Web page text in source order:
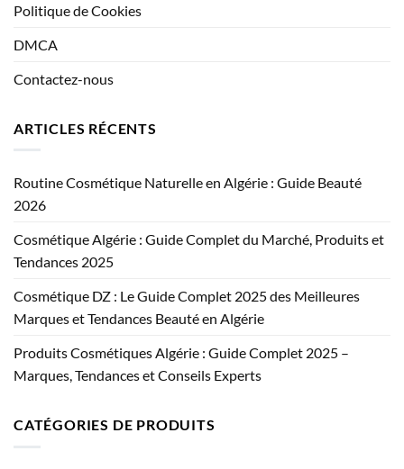
Politique de Cookies
DMCA
Contactez-nous
ARTICLES RÉCENTS
Routine Cosmétique Naturelle en Algérie : Guide Beauté
2026
Cosmétique Algérie : Guide Complet du Marché, Produits et
Tendances 2025
Cosmétique DZ : Le Guide Complet 2025 des Meilleures
Marques et Tendances Beauté en Algérie
Produits Cosmétiques Algérie : Guide Complet 2025 –
Marques, Tendances et Conseils Experts
CATÉGORIES DE PRODUITS